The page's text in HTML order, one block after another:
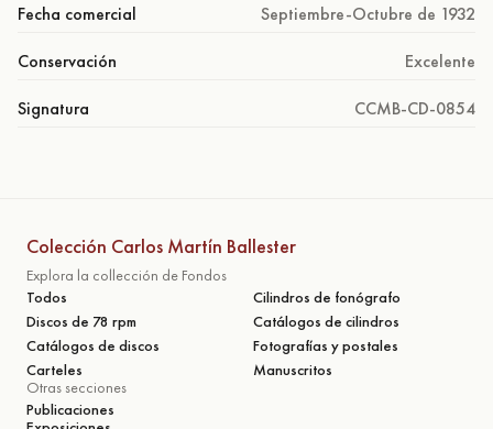
Fecha comercial Septiembre-Octubre de 1932
Conservación Excelente
Signatura CCMB-CD-0854
Colección Carlos Martín Ballester
Explora la collección de Fondos
Todos
Cilindros de fonógrafo
Discos de 78 rpm
Catálogos de cilindros
Catálogos de discos
Fotografías y postales
Carteles
Manuscritos
Otras secciones
Publicaciones